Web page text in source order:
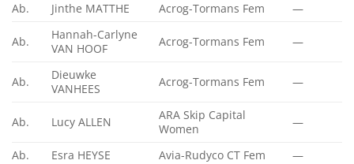
Ab.
Jinthe MATTHE Acrog-Tormans Fem —
Ab.
Hannah-Carlyne
VAN HOOF
Acrog-Tormans Fem —
Ab.
Dieuwke
VANHEES
Acrog-Tormans Fem —
Ab. Lucy ALLEN
ARA Skip Capital
Women
—
Ab. Esra HEYSE Avia-Rudyco CT Fem
—